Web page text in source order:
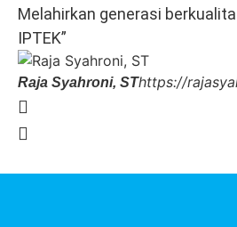
Melahirkan generasi
IPTEK”
Raja Syahroni, SThttps://